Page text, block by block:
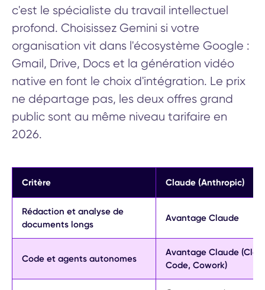
c'est le spécialiste du travail intellectuel
profond. Choisissez Gemini si votre
organisation vit dans l'écosystème Google :
Gmail, Drive, Docs et la génération vidéo
native en font le choix d'intégration. Le prix
ne départage pas, les deux offres grand
public sont au même niveau tarifaire en
2026.
Critère Claude (Anthropic)
Rédaction et analyse de
documents longs
Avantage Claude
Code et agents autonomes
Avantage Claude
Code, Cowork)